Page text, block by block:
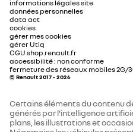
informations légales site
données personnelles
data act
cookies
gérer mes cookies
gérer Utiq
CGU shop.renault.fr
accessibilité : non conforme
fermeture des réseaux mobiles 2G/
© Renault 2017 - 2026
Certains éléments du contenu
générés par l'intelligence
plans, les illustrations et